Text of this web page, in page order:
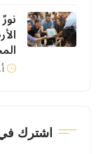
اشترك في